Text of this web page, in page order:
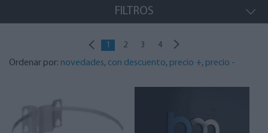
FILTROS
1 2 3 4
Ordenar por: novedades, con descuento, precio +, precio -